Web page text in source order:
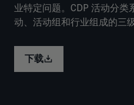
业特定问题。CDP 活动分类
动、活动组和行业组成的三
下载